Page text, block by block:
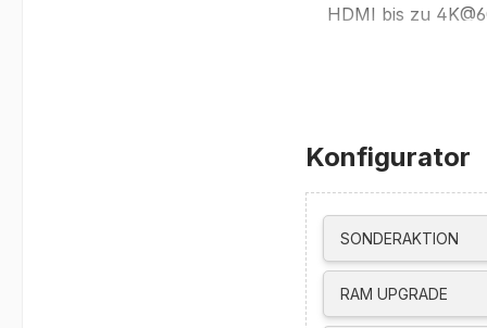
HDMI bis zu
integrierte 1080p
Wi-Fi 6E, 802.11ax
Bluetooth 5.3
Gigabit Ethernet,
Schnittstellen/
1x USB-A (USB
1x USB-A (USB
Konfigurator
SONDERAKTION
RAM UPGRADE